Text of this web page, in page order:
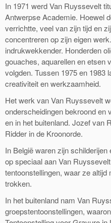
In 1971 werd Van Ruyssevelt
Antwerpse Academie. Hoewel
verrichtte, veel van zijn tijd en
concentreren op zijn eigen
indrukwekkender. Honderden
gouaches, aquarellen en etsen
volgden. Tussen 1975 en 1983
creativiteit en werkzaamheid.
Het werk van Van Ruyssevelt
onderscheidingen bekroond en
en in het buitenland. Jozef van
Ridder in de Kroonorde.
In België waren zijn
op speciaal aan Van
tentoonstellingen, waar ze
trokken.
In het buitenland nam Van
groepstentoonstellingen,